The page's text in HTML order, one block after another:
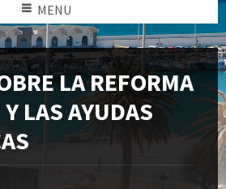
MENU
LA REFORMA
LAS AYUDAS